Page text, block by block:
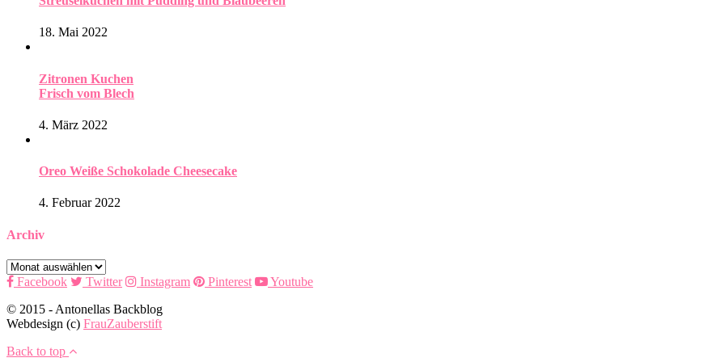
18. Mai 2022
Zitronen Kuchen
Frisch vom Blech
4. März 2022
Oreo Weiße Schokolade Cheesecake
4. Februar 2022
Archiv
Archiv
Facebook
Twitter Instagram Pinterest
Youtube
© 2015 - Antonellas Backblog
Webdesign (c) FrauZauberstift
Back to top